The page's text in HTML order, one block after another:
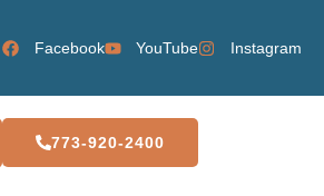
Facebook YouTube Instagram
773-920-2400